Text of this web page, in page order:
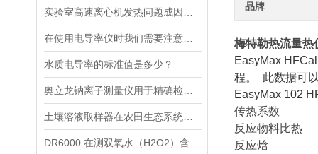
水质电导率的标准值是多少？
品牌
梅特勒热流量热
EasyMax
程。 此数据可
EasyMax 102
传热系数
反应物料比热
反应焓